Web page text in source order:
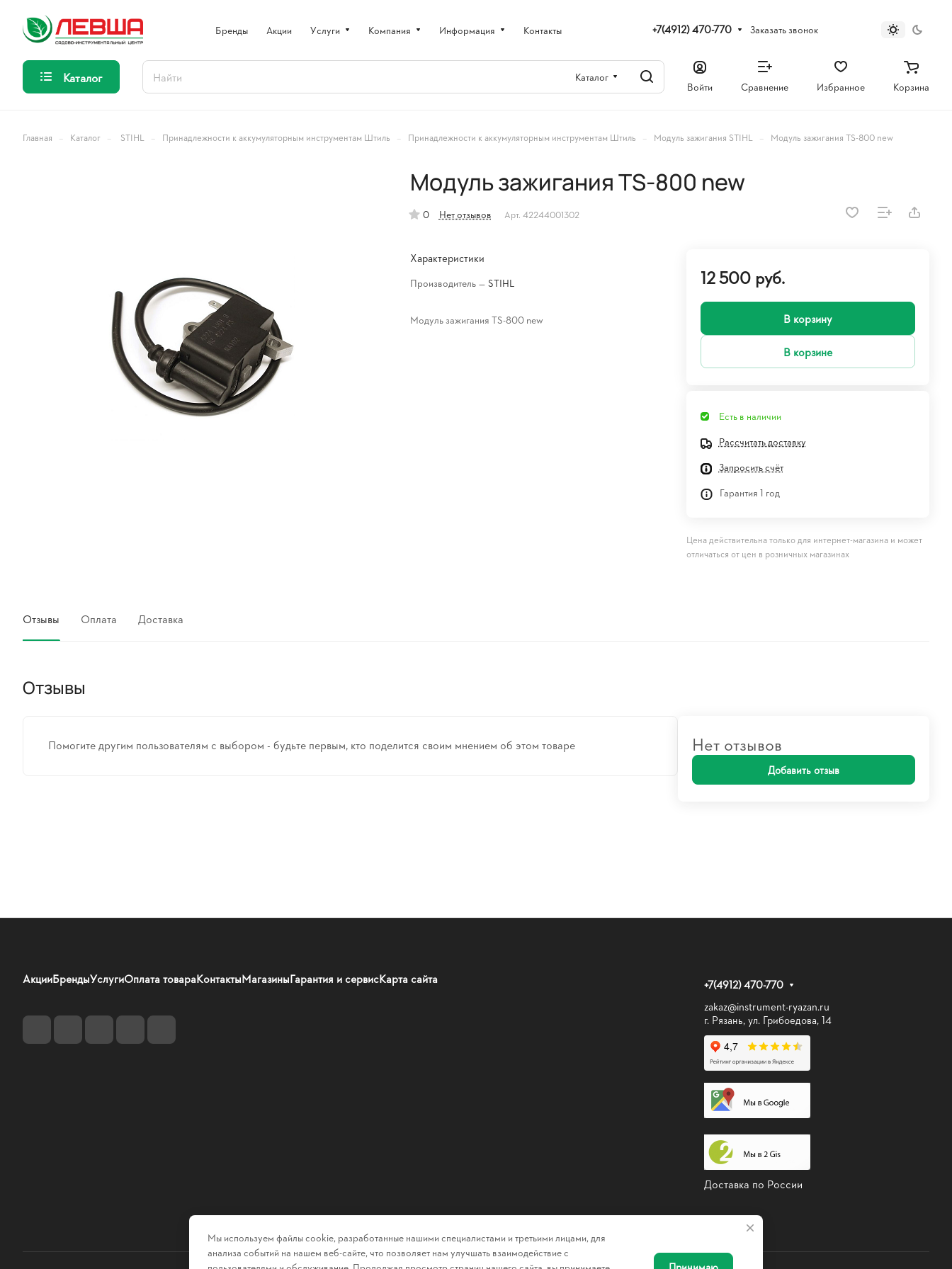
Бренды Акции Услуги Компания Информация Контакты +7(4912) 470-770 Заказать звонок
Каталог Каталог
Войти Сравнение Избранное Корзина
Главная – Каталог – STIHL – Принадлежности к аккумуляторным инструментам Штиль – Принадлежности к аккумуляторным инструментам Штиль – Модуль зажигания STIHL – Модуль зажигания TS-800 new
Модуль зажигания TS-800 new
0 Нет отзывов Арт. 42244001302
Характеристики
Производитель — STIHL
Модуль зажигания TS-800 new
12 500 руб.
В корзину
В корзине
Есть в наличии
Рассчитать доставку
Запросить счёт
Гарантия 1 год
Цена действительна только для интернет-магазина и может
отличаться от цен в розничных магазинах
Отзывы Оплата Доставка
Отзывы
Помогите другим пользователям с выбором - будьте первым, кто поделится своим мнением об этом товаре Нет отзывов
Добавить отзыв
АкцииБрендыУслугиОплата товараКонтактыМагазиныГарантия и сервисКарта сайта
+7(4912) 470-770
zakaz@instrument-ryazan.ru
г. Рязань, ул. Грибоедова, 14
Доставка по России
Мы используем файлы cookie, разработанные нашими специалистами и третьими лицами, для
анализа событий на нашем веб-сайте, что позволяет нам улучшать взаимодействие с